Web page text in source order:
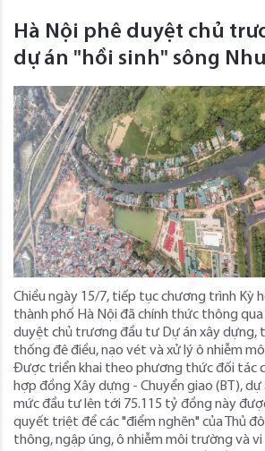
Hà Nội phê duyệt chủ
dự án "hồi sinh" sông
Chiều ngày 15/7, tiếp tục chương trình Kỳ
thành phố Hà Nội đã chính thức thông
duyệt chủ trương đầu tư Dự án xây dựng,
thống đê điều, nạo vét và xử lý ô nhiễm
Được triển khai theo phương thức đối tác
hợp đồng Xây dựng - Chuyển giao (BT),
mức đầu tư lên tới 75.115 tỷ đồng này
quyết triệt để các "điểm nghẽn" của Thủ
thông, ngập úng, ô nhiễm môi trường và